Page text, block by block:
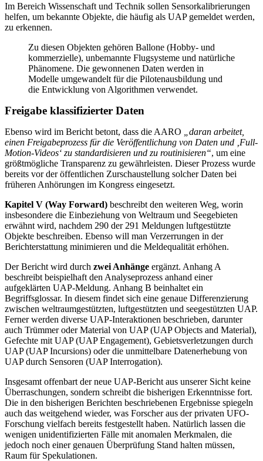
Im Bereich Wissenschaft und Technik sollen Sensorkalibrierungen
helfen, um bekannte Objekte, die häufig als UAP gemeldet werden,
zu erkennen.
Zu diesen Objekten gehören Ballone (Hobby- und
kommerzielle), unbemannte Flugsysteme und natürliche
Phänomene. Die gewonnenen Daten werden in
Modelle umgewandelt für die Pilotenausbildung und
die Entwicklung von Algorithmen verwendet.
Freigabe klassifizierter Daten
Ebenso wird im Bericht betont, dass die AARO
„daran arbeitet,
einen Freigabeprozess für die Veröffentlichung von Daten und ‚Full-
Motion-Videos‘ zu standardisieren und zu routinisieren“, um eine
größtmögliche Transparenz zu gewährleisten. Dieser Prozess wurde
bereits vor der öffentlichen Zurschaustellung solcher Daten bei
früheren Anhörungen im Kongress eingesetzt.
Kapitel V (Way Forward) beschreibt den weiteren Weg, worin
insbesondere die Einbeziehung von Weltraum und Seegebieten
erwähnt wird, nachdem 290 der 291 Meldungen luftgestützte
Objekte beschreiben. Ebenso will man Verzerrungen in der
Berichterstattung minimieren und die Meldequalität erhöhen.
Der Bericht wird durch zwei Anhänge ergänzt. Anhang A
beschreibt beispielhaft den Analyseprozess anhand einer
aufgeklärten UAP-Meldung. Anhang B beinhaltet ein
Begriffsglossar. In diesem findet sich eine genaue Differenzierung
zwischen weltraumgestützten, luftgestützten und seegestützten UAP.
Ferner werden diverse UAP-Interaktionen beschrieben, darunter
auch Trümmer oder Material von UAP (UAP Objects and Material),
Gefechte mit UAP (UAP Engagement), Gebietsverletzungen durch
UAP (UAP Incursions) oder die unmittelbare Datenerhebung von
UAP durch Sensoren (UAP Interrogation).
Insgesamt offenbart der neue UAP-Bericht aus unserer Sicht keine
Überraschungen, sondern schreibt die bisherigen Erkenntnisse fort.
Die in den bisherigen Berichten beschriebenen Ergebnisse spiegeln
auch das weitgehend wieder, was Forscher aus der privaten UFO-
Forschung vielfach bereits festgestellt haben. Natürlich lassen die
wenigen unidentifizierten Fälle mit anomalen Merkmalen, die
jedoch noch einer genauen Überprüfung Stand halten müssen,
Raum für Spekulationen.